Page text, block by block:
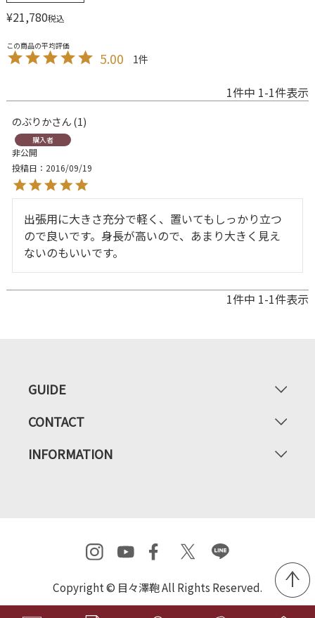
¥21,780税込
5.00 1
1件中 1-1件表示
のぶりか 1
購入者
非公開
投稿日
2016/09/19
出張用に大きさ充分で軽く、置いてもしっかり立つ
ので良いです。身長が高いので、あまり大きく見え
ないのもいいです。
1件中 1-1件表示
GUIDE
CONTACT
INFORMATION
Copyright © 目々澤鞄 All Rights Reserved.